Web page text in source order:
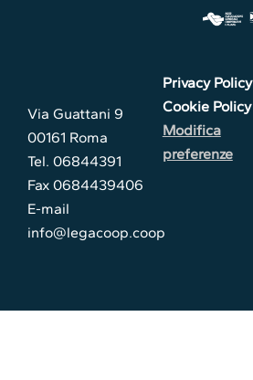
Via Guattani 9
00161 Roma
Tel. 06844391
Fax 0684439406
E-mail
info@legacoop.coop
Privacy Policy
Cookie Policy
Modifica
preferenze